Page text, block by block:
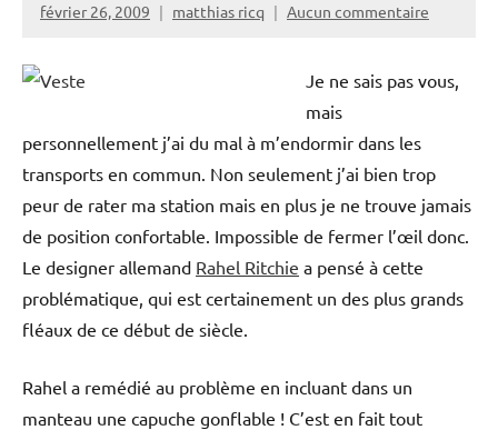
février 26, 2009 matthias ricq Aucun commentaire
Je ne sais pas vous,
mais
personnellement j’ai du mal à m’endormir dans les
transports en commun. Non seulement j’ai bien trop
peur de rater ma station mais en plus je ne trouve jamais
de position confortable. Impossible de fermer l’œil donc.
Le designer allemand Rahel Ritchie a pensé à cette
problématique, qui est certainement un des plus grands
fléaux de ce début de siècle.
Rahel a remédié au problème en incluant dans un
manteau une capuche gonflable ! C’est en fait tout